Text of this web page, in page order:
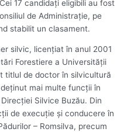
17 candidaţi eligibili au fost
de Administraţie, pe
stabilit un clasament.
silvic, licenţiat în anul 2001
Forestiere a Universităţii
titlul de doctor în silvicultură
mai multe funcţii în
Silvice Buzău. Din
de execuţie şi conducere în
– Romsilva, precum